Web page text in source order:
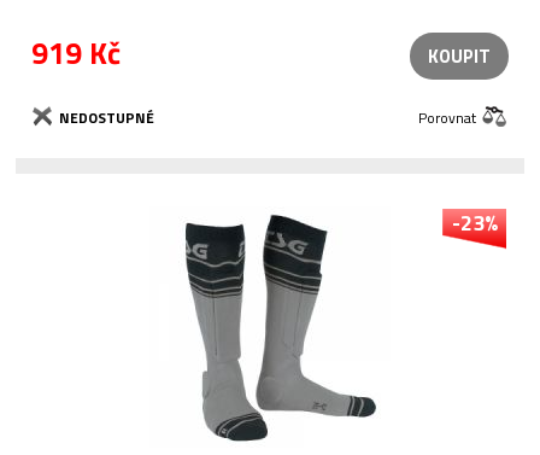
919 Kč KOUPIT
NEDOSTUPNÉ Porovnat
-23%